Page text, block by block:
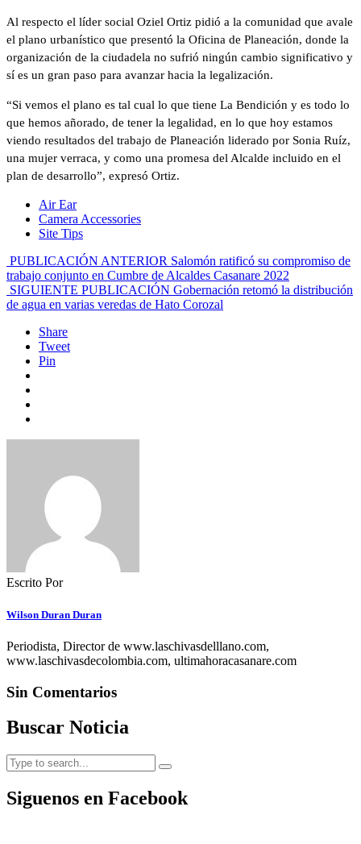
Al respecto el líder social Oziel Ortiz pidió a la comunidad que avale
el plano urbanístico que presentó la Oficina de Planeación, donde la
organización de la ciudadela no sufrió ningún cambio significativo y
sí es un gran paso para avanzar hacia la legalización.
“Si vemos el plano es tal cual lo que tiene La Bendición y es todo lo
que hemos añorado, de tener la legalidad, en lo que hoy estamos
viendo resultados del trabajo de Planeación liderado por Sonia Ruíz,
una mujer verraca, y como una promesa del Alcalde incluido en el
plan de desarrollo”, expresó Ortiz.
Air Ear
Camera Accessories
Site Tips
PUBLICACIÓN ANTERIOR Salomón ratificó su compromiso de
trabajo conjunto en Cumbre de Alcaldes Casanare 2022
SIGUIENTE PUBLICACIÓN Gobernación retomó la distribución
de agua en varias veredas de Hato Corozal
Share
Tweet
Pin
Escrito Por
Wilson Duran Duran
Periodista, Director de www.laschivasdelllano.com,
www.laschivasdecolombia.com, ultimahoracasanare.com
Sin Comentarios
Buscar Noticia
Siguenos en Facebook